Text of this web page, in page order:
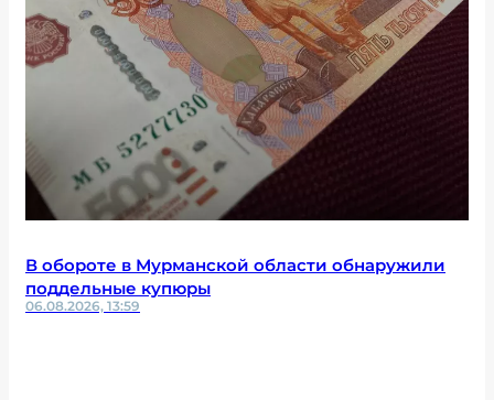
В обороте в Мурманской области обнаружили
поддельные купюры
06.08.2026, 13:59